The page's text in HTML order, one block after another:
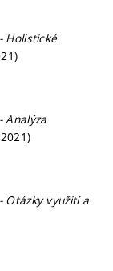
Holistické
Analýza
Otázky využití a